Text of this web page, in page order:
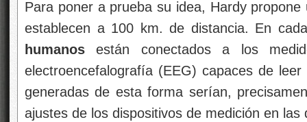
Para poner a prueba su idea, Hardy
establecen a 100 km. de distancia. En
humanos están conectados a los
electroencefalografía (EEG) capaces de
generadas de esta forma serían,
ajustes de los dispositivos de medición en las